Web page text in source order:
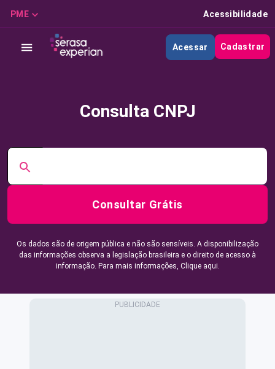
PME Acessibilidade
Acessar Cadastrar
Consulta CNPJ
Consultar Grátis
Os dados são de origem pública e não são sensíveis. A disponibilização
das informações observa a legislação brasileira e o direito de acesso à
informação. Para mais informações, Clique aqui.